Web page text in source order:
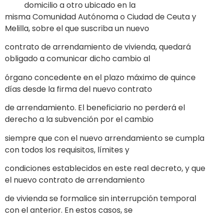
domicilio a otro ubicado en la
misma Comunidad Autónoma o Ciudad de Ceuta y
Melilla, sobre el que suscriba un nuevo
contrato de arrendamiento de vivienda, quedará
obligado a comunicar dicho cambio al
órgano concedente en el plazo máximo de quince
días desde la firma del nuevo contrato
de arrendamiento. El beneficiario no perderá el
derecho a la subvención por el cambio
siempre que con el nuevo arrendamiento se cumpla
con todos los requisitos, límites y
condiciones establecidos en este real decreto, y que
el nuevo contrato de arrendamiento
de vivienda se formalice sin interrupción temporal
con el anterior. En estos casos, se